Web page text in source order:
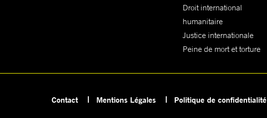
Droit international
humanitaire
Justice internationale
Peine de mort et torture
Contact Mentions Légales Politique de confidentialité